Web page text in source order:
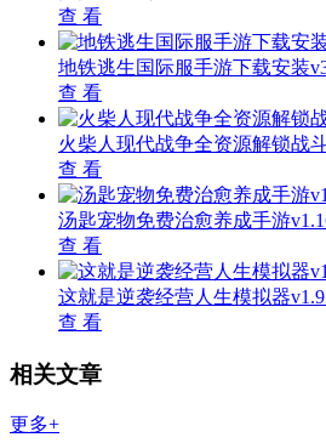
宾果消消消2024离线畅玩无限
版
戴夫激战僵尸全新射击v1.0 无
海岛奇兵全资源畅玩版策略手
火柴人战争指挥官免广告策略
相关下载
光明旅者安卓角色扮演新作
查 看
少女都市3D动漫恋爱模拟v1.0.0